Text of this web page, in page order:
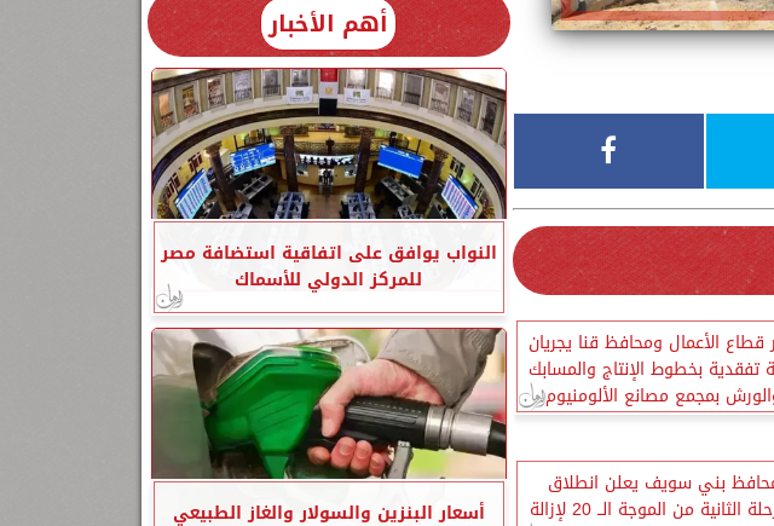
قطاع الأعمال ومحافظ قنا يجريان
تفقدية بخطوط الإنتاج والمسابك
بمجمع مصانع الألومنيوم
بني سويف يعلن انطلاق
المرحلة الثانية من الموجة الــ 20 لإزالة
أهم الأخبار
النواب يوافق على اتفاقية استضافة مصر
للمركز الدولي للأسماك
أسعار البنزين والسولار والغاز الطبيعي